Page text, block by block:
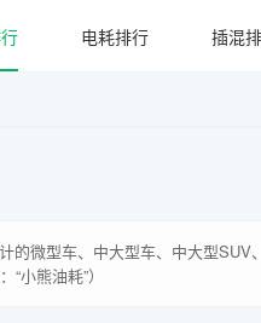
电耗排行 插混
的微型车、中大型车、中大型
小熊油耗”）